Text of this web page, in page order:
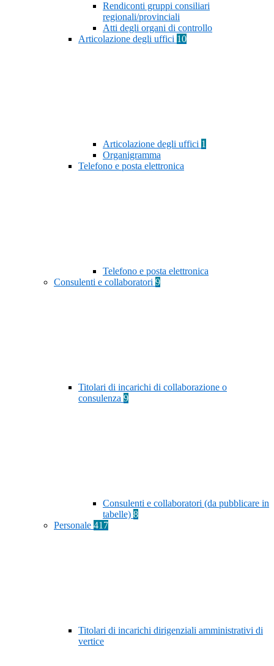
Rendiconti gruppi consiliari
regionali/provinciali
Atti degli organi di controllo
Articolazione degli uffici 10
Articolazione degli uffici 1
Organigramma
Telefono e posta elettronica
Telefono e posta elettronica
Consulenti e collaboratori 9
Titolari di incarichi di collaborazione o
consulenza 9
Consulenti e collaboratori (da pubblicare in
tabelle) 8
Personale 417
Titolari di incarichi dirigenziali amministrativi di
vertice